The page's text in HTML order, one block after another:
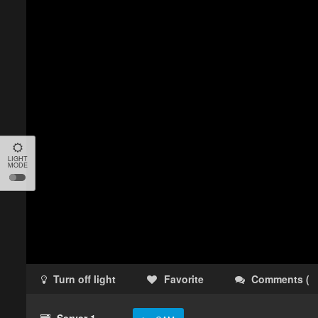
LIGHT
MODE
Turn off light Favorite Comments (